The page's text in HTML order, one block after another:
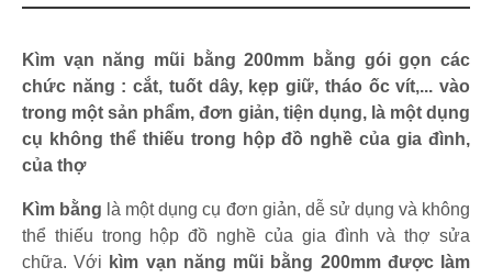
Kìm vạn năng mũi bằng 200mm bằng gói gọn các
chức năng : cắt, tuốt dây, kẹp giữ, tháo ốc vít,... vào
trong một sản phẩm, đơn giản, tiện dụng, là một dụng
cụ không thể thiếu trong hộp đồ nghề của gia đình,
của thợ
Kìm bằng là một dụng cụ đơn giản, dễ sử dụng và không
thể thiếu trong hộp đồ nghề của gia đình và thợ sửa
chữa. Với kìm vạn năng mũi bằng 200mm được làm